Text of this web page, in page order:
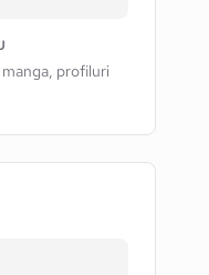
profiluri